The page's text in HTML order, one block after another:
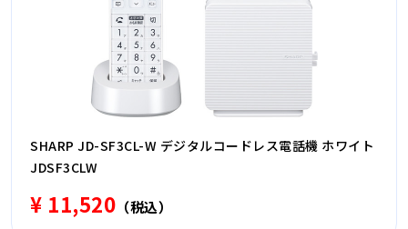
SHARP JD-SF3CL-W デジタルコードレス電話機 ホワイト
JDSF3CLW
¥ 11,520 （税込）